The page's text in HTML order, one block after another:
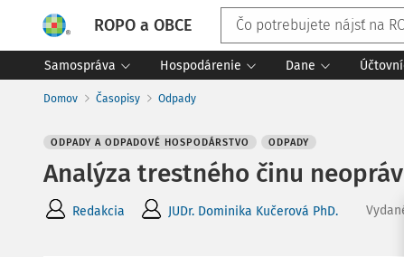
ROPO a OBCE
Samospráva Hospodárenie Dane
Domov Časopisy Odpady
ODPADY A ODPADOVÉ HOSPODÁRSTVO ODPADY
Analýza trestného činu
Redakcia JUDr. Dominika Kučerová PhD.